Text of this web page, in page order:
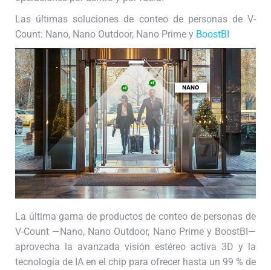
Las últimas soluciones de conteo de personas de V-
Count: Nano, Nano Outdoor, Nano Prime y BoostBI
La última gama de productos de conteo de personas de
V-Count —Nano, Nano Outdoor, Nano Prime y BoostBI—
aprovecha la avanzada visión estéreo activa 3D y la
tecnología de IA en el chip para ofrecer hasta un 99 % de